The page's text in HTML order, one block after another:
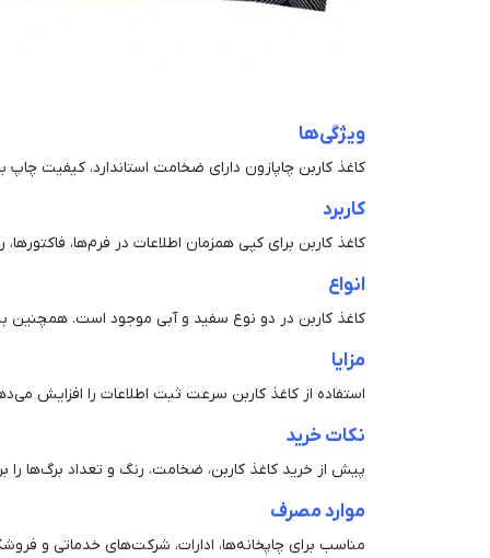
ویژگی‌ها
کاغذ کاربن چاپازون دارای ضخامت استاندارد، کیفیت
کاربرد
کاغذ کاربن برای کپی همزمان اطلاعات در فرم‌ها،
انواع
کاغذ کاربن در دو نوع سفید و آبی موجود است. همچنین بسته‌بندی‌های ۵۰، ۱۰۰ و ۲۰۰ برگی برای
مزایا
استفاده از کاغذ کاربن سرعت ثبت اطلاعات را افزایش
نکات خرید
پیش از خرید کاغذ کاربن، ضخامت، رنگ و تعداد برگ‌ها
موارد مصرف
مناسب برای چاپخانه‌ها، ادارات، شرکت‌های خدماتی و